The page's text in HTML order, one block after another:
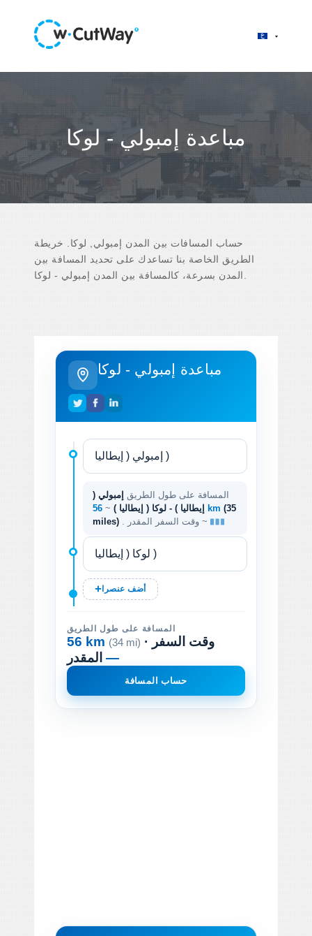
مباعدة إمبولي - لوكا
حساب المسافات بين المدن إمبولي, لوكا. خريطة
الطريق الخاصة بنا تساعدك على تحديد المسافة بين
مباعدة إمبولي - لوكا
المسافة على طول الطريق إمبولي (
إيطاليا ) - لوكا ( إيطاليا ) ~ 56 km (35
miles)
. وقت السفر المقدر ~
أضف عنصرا
المسافة على طول الطريق
56 km (34 mi) · وقت السفر
—
حساب المسافة